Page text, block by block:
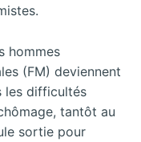
hommes
(FM) deviennent
les difficultés
tantôt au
sortie pour